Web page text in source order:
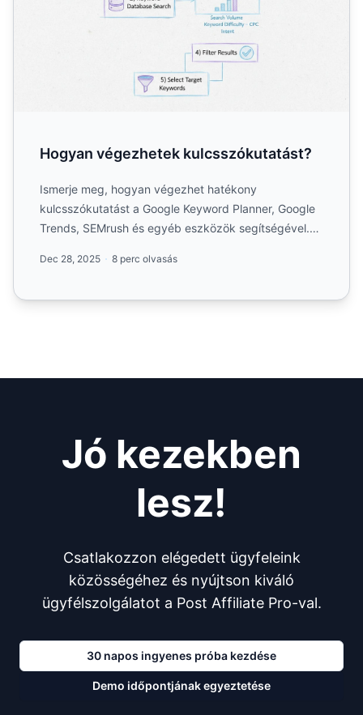
Hogyan végezhetek kulcsszókutatást?
Ismerje meg, hogyan végezhet hatékony
kulcsszókutatást a Google Keyword Planner, Google
Trends, SEMrush és egyéb eszközök segítségével.
Dec 28, 2025 8 perc olvasás
Jó kezekben
lesz!
Csatlakozzon elégedett ügyfeleink
közösségéhez és nyújtson kiváló
ügyfélszolgálatot a Post Affiliate Pro-val.
30 napos ingyenes próba kezdése
Demo időpontjának egyeztetése